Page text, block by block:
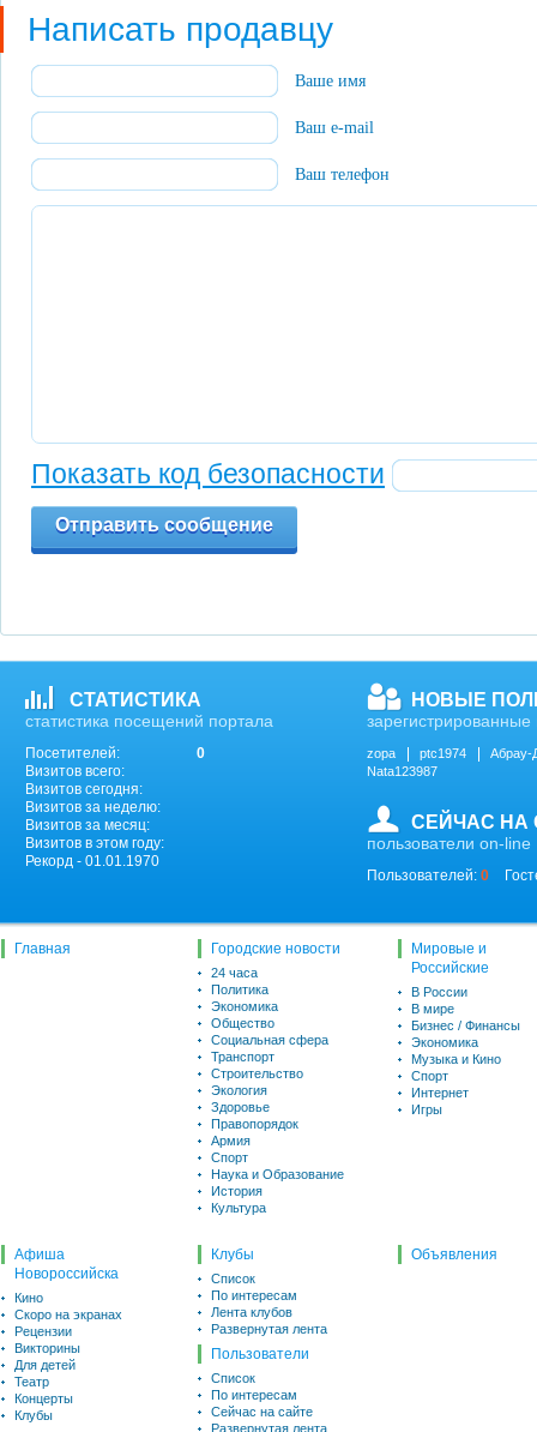
Написать продавцу
Ваше имя
Ваш e-mail
Ваш телефон
Показать код безопасности
Отправить сообщение
СТАТИСТИКА
статистика посещений портала
Посетителей:
0
Визитов всего:
Визитов сегодня:
Визитов за неделю:
Визитов за месяц:
Визитов в этом году:
Рекорд - 01.01.1970
НОВЫЕ
зарегистрированные
zopa ptc1974
Абрау-
Nata123987
СЕЙЧАС НА
пользователи on-line
Пользователей: 0
Главная Городские новости
24 часа
Политика
Экономика
Общество
Социальная сфера
Транспорт
Строительство
Экология
Здоровье
Правопорядок
Армия
Спорт
Наука и Образование
История
Культура
Мировые и
Российские
В России
В мире
Бизнес / Финансы
Экономика
Музыка и Кино
Спорт
Интернет
Игры
Афиша
Новороссийска
Кино
Скоро на экранах
Рецензии
Викторины
Для детей
Театр
Концерты
Клубы
Клубы
Список
По интересам
Лента клубов
Развернутая лента
Пользователи
Список
По интересам
Сейчас на сайте
Развернутая лента
Объявления